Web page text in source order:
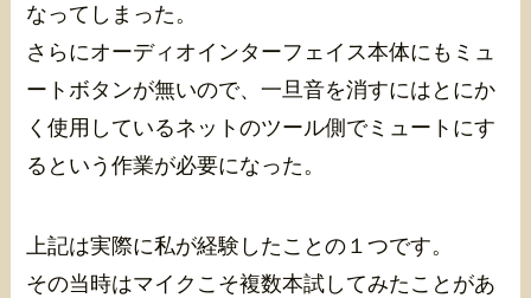
なってしまった。
さらにオーディオインターフェイス本体にもミュ
ートボタンが無いので、一旦音を消すにはとにか
く使用しているネットのツール側でミュートにす
るという作業が必要になった。
上記は実際に私が経験したことの１つです。
その当時はマイクこそ複数本試してみたことがあ